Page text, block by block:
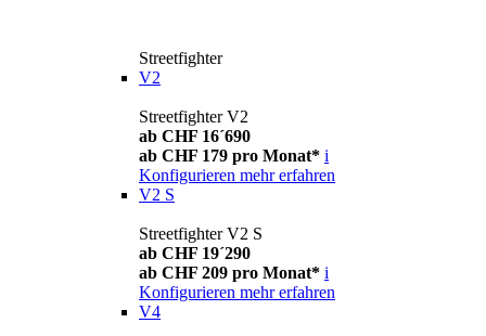
Streetfighter
V2
Streetfighter V2
ab CHF 16´690
ab CHF 179 pro Monat* i
Konfigurieren mehr erfahren
V2 S
Streetfighter V2 S
ab CHF 19´290
ab CHF 209 pro Monat* i
Konfigurieren mehr erfahren
V4